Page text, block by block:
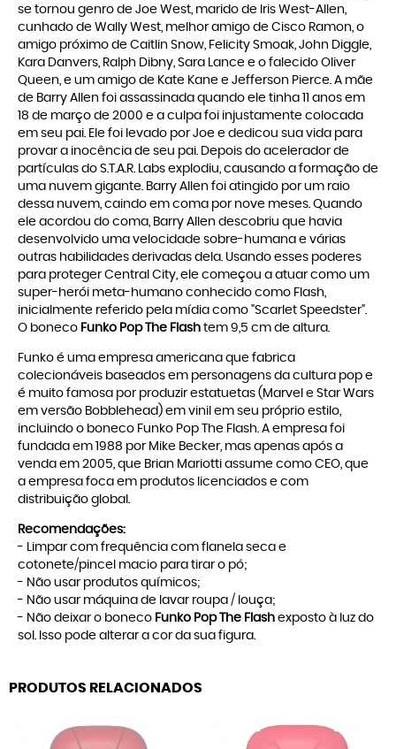
se tornou genro de Joe West, marido de Iris West-Allen,
cunhado de Wally West, melhor amigo de Cisco Ramon, o
amigo próximo de Caitlin Snow, Felicity Smoak, John Diggle,
Kara Danvers, Ralph Dibny, Sara Lance e o falecido Oliver
Queen, e um amigo de Kate Kane e Jefferson Pierce. A mãe
de Barry Allen foi assassinada quando ele tinha 11 anos em
18 de março de 2000 e a culpa foi injustamente colocada
em seu pai. Ele foi levado por Joe e dedicou sua vida para
provar a inocência de seu pai. Depois do acelerador de
partículas do S.T.A.R. Labs explodiu, causando a formação de
uma nuvem gigante. Barry Allen foi atingido por um raio
dessa nuvem, caindo em coma por nove meses. Quando
ele acordou do coma, Barry Allen descobriu que havia
desenvolvido uma velocidade sobre-humana e várias
outras habilidades derivadas dela. Usando esses poderes
para proteger Central City, ele começou a atuar como um
super-herói meta-humano conhecido como Flash,
inicialmente referido pela mídia como "Scarlet Speedster".
O boneco Funko Pop The Flash tem 9,5 cm de altura.
Funko é uma empresa americana que fabrica
colecionáveis baseados em personagens da cultura pop e
é muito famosa por produzir estatuetas (Marvel e Star Wars
em versão Bobblehead) em vinil em seu próprio estilo,
incluindo o boneco Funko Pop The Flash. A empresa foi
fundada em 1988 por Mike Becker, mas apenas após a
venda em 2005, que Brian Mariotti assume como CEO, que
a empresa foca em produtos licenciados e com
distribuição global.
Recomendações:
- Limpar com frequência com flanela seca e
cotonete/pincel macio para tirar o pó;
- Não usar produtos químicos;
- Não usar máquina de lavar roupa / louça;
- Não deixar o boneco Funko Pop The Flash exposto à luz do
sol. Isso pode alterar a cor da sua figura.
PRODUTOS RELACIONADOS